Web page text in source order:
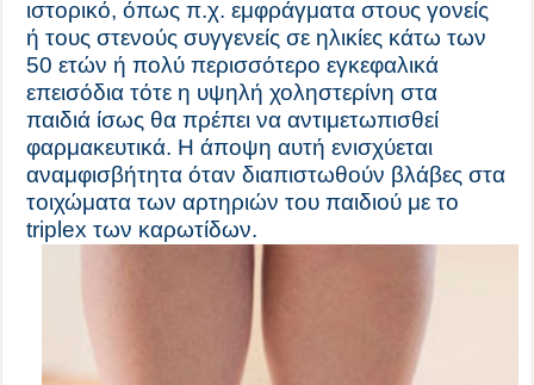
ιστορικό, όπως π.χ. εμφράγματα στους γονείς
ή τους στενούς συγγενείς σε ηλικίες κάτω των
50 ετών ή πολύ περισσότερο εγκεφαλικά
επεισόδια τότε η υψηλή χοληστερίνη στα
παιδιά ίσως θα πρέπει να αντιμετωπισθεί
φαρμακευτικά. Η άποψη αυτή ενισχύεται
αναμφισβήτητα όταν διαπιστωθούν βλάβες στα
τοιχώματα των αρτηριών του παιδιού με το
triplex των καρωτίδων.